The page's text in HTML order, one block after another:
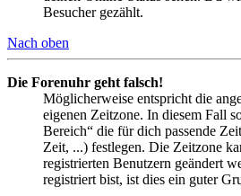
Besucher gezählt.
Nach oben
Die Forenuhr geht falsch!
Möglicherweise entspricht die
eigenen Zeitzone. In diesem Fall
Bereich“ die für dich passende
Zeit, ...) festlegen. Die Zeitzone
registrierten Benutzern geändert
registriert bist, ist dies ein guter